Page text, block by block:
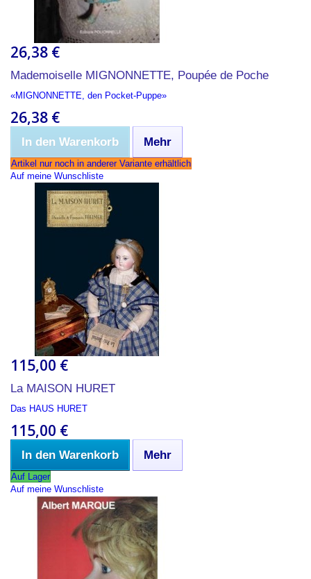
26,38 €
Mademoiselle MIGNONNETTE, Poupée de Poche
«MIGNONNETTE, den Pocket-Puppe»
26,38 €
In den Warenkorb Mehr
Artikel nur noch in anderer Variante erhältlich
Auf meine Wunschliste
115,00 €
La MAISON HURET
Das HAUS HURET
115,00 €
In den Warenkorb Mehr
Auf Lager
Auf meine Wunschliste